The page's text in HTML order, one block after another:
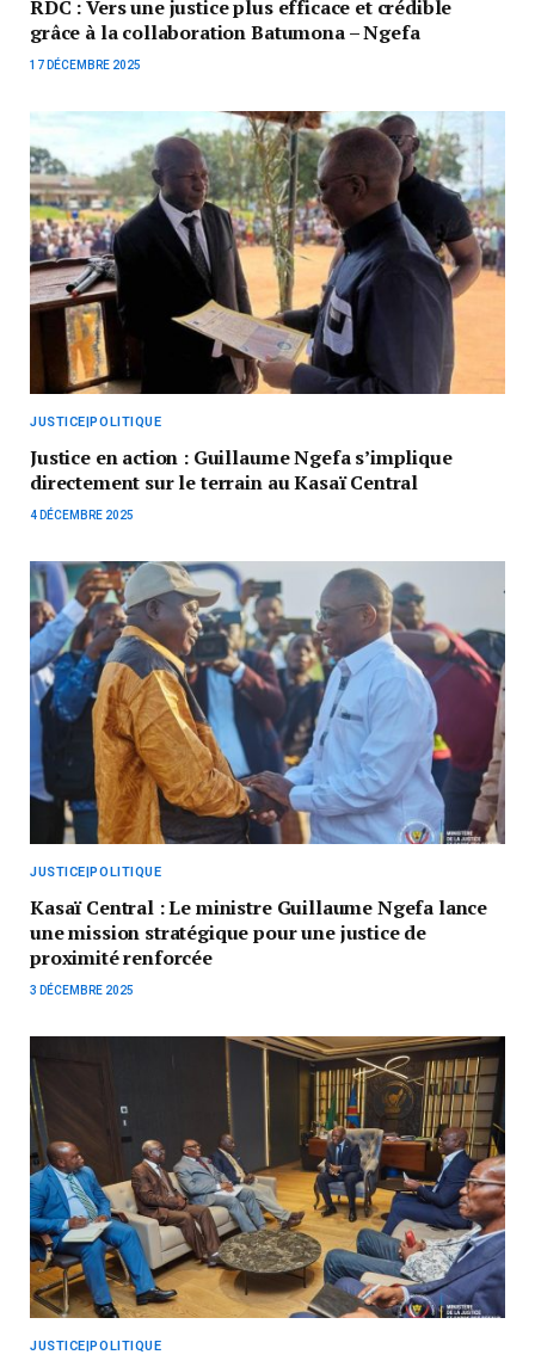
RDC : Vers une justice plus efficace et crédible
grâce à la collaboration Batumona – Ngefa
17 DÉCEMBRE 2025
JUSTICE|POLITIQUE
Justice en action : Guillaume Ngefa s’implique
directement sur le terrain au Kasaï Central
4 DÉCEMBRE 2025
JUSTICE|POLITIQUE
Kasaï Central : Le ministre Guillaume Ngefa lance
une mission stratégique pour une justice de
proximité renforcée
3 DÉCEMBRE 2025
JUSTICE|POLITIQUE